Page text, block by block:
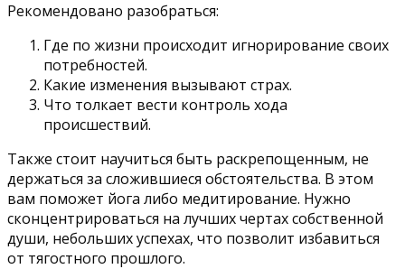
Рекомендовано разобраться:
Где по жизни происходит игнорирование своих
потребностей.
Какие изменения вызывают страх.
Что толкает вести контроль хода
происшествий.
Также стоит научиться быть раскрепощенным, не
держаться за сложившиеся обстоятельства. В этом
вам поможет йога либо медитирование. Нужно
сконцентрироваться на лучших чертах собственной
души, небольших успехах, что позволит избавиться
от тягостного прошлого.